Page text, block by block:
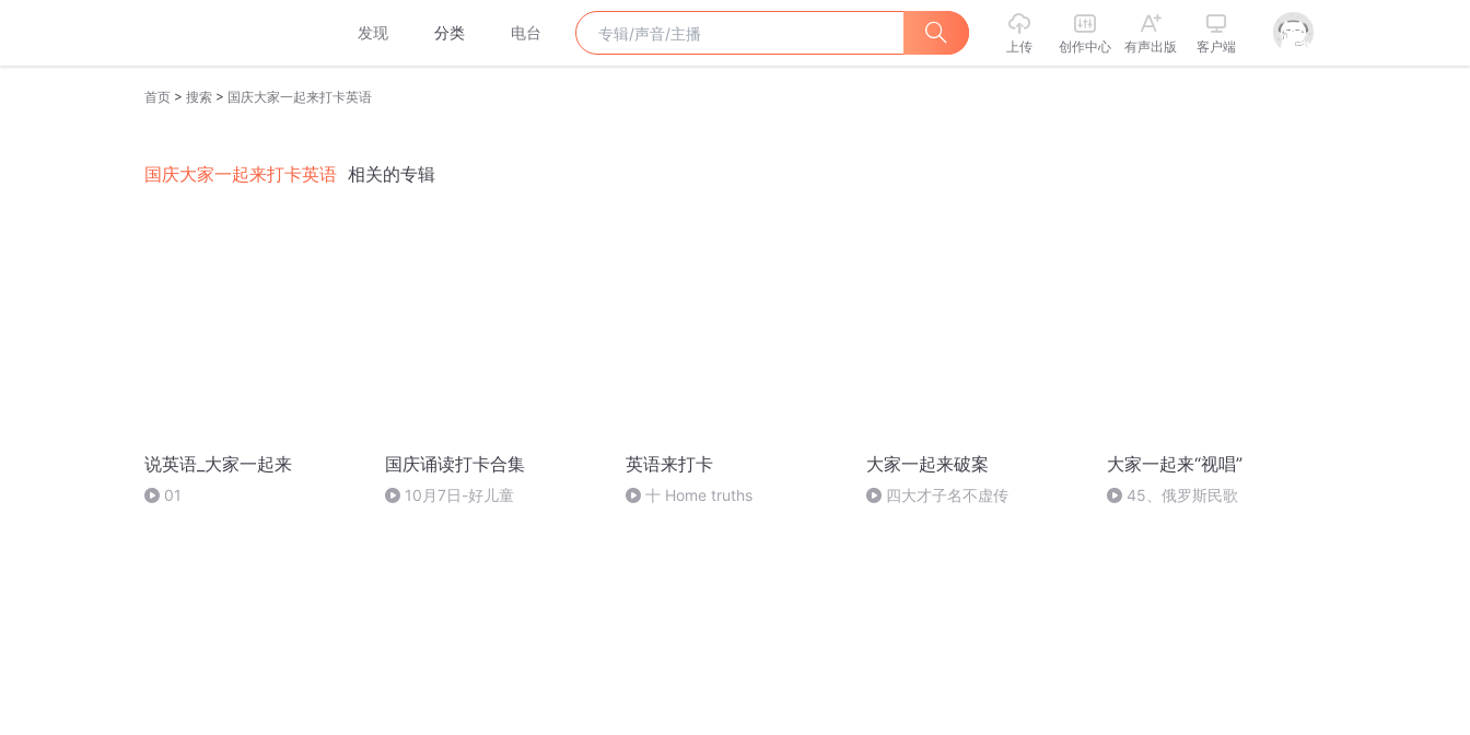
发现 分类 电台
上传 创作中心 有声出版 客户端
首页 > 搜索 > 国庆大家一起来打卡英语
国庆大家一起来打卡英语 相关的专辑
说英语_大家一起来
01
国庆诵读打卡合集
10月7日-好儿童
英语来打卡
十 Home truths
大家一起来破案
四大才子名不虚传
大家一起来“视唱”
45、俄罗斯民歌